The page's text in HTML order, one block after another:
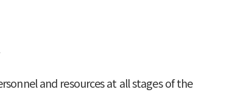
and resources at all stages of the